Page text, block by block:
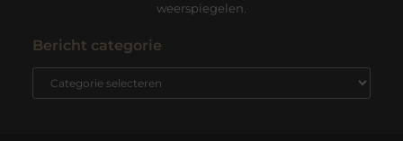
weerspiegelen.
Bericht categorie